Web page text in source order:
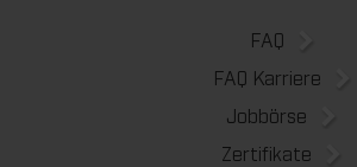
FAQ
FAQ Karriere
Jobbörse
Zertifikate